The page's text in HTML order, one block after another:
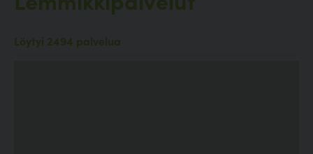
Löytyi 2494 palvelua